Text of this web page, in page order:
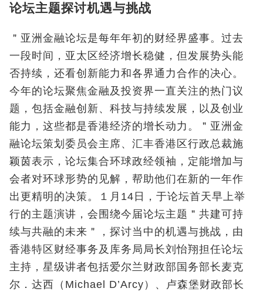
论坛主题探讨机遇与挑战
＂亚洲金融论坛是每年年初的财经界盛事。过去
一段时间，亚太区经济增长稳健，但发展势头能
否持续，还看创新能力和各界通力合作的决心。
今年的论坛聚焦金融及投资界一直关注的热门议
题，包括金融创新、科技与持续发展，以及创业
能力，这些都是香港经济的增长动力。＂亚洲金
融论坛策划委员会主席、汇丰香港区行政总裁施
颖茵表示，论坛集合环球政经领袖，定能增加与
会者对环球形势的见解，帮助他们在新的一年作
出更精明的决策。１月14日，于论坛首天早上举
行的主题演讲，会围绕今届论坛主题＂共建可持
续与共融的未来＂，探讨当中的机遇与挑战，由
香港特区财经事务及库务局局长刘怡翔担任论坛
主持，星级讲者包括爱尔兰财政部国务部长麦克
尔．达西（Michael D’Arcy）、卢森堡财政部长